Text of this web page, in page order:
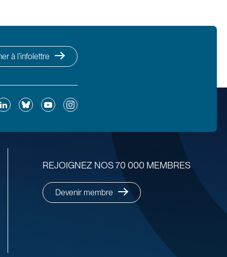
à l’infolettre
BlueskyYouTubeInstagram
REJOIGNEZ NOS 70 000 MEMBRES
Devenir membre